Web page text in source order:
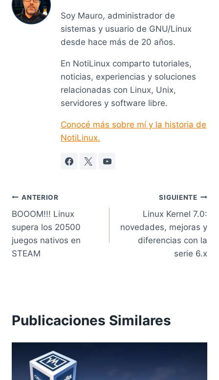
Soy Mauro, administrador de
sistemas y usuario de GNU/Linux
desde hace más de 20 años.
En NotiLinux comparto tutoriales,
noticias, experiencias y soluciones
relacionadas con Linux, Unix,
servidores y software libre.
Conocé más sobre mí y la historia de
NotiLinux.
Navegación
de
entradas
ANTERIOR
BOOOM!!! Linux
supera los 20500
juegos nativos en
STEAM
SIGUIENTE
Linux Kernel 7.0:
novedades, mejoras y
diferencias con la
serie 6.x
Publicaciones Similares